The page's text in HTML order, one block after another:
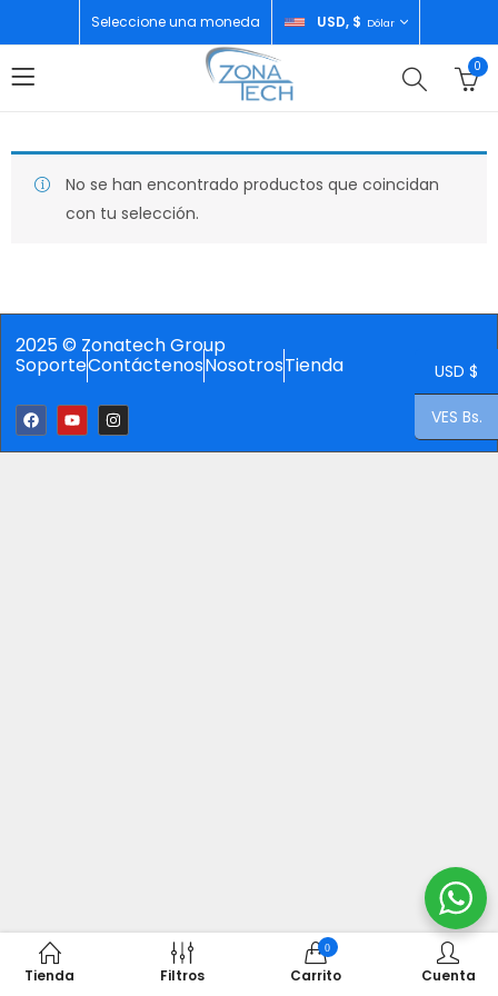
Seleccione una moneda USD, $ Dólar
0
No se han encontrado productos que coincidan
con tu selección.
2025 © Zonatech Group
SoporteContáctenosNosotrosTienda
Tienda Filtros
0
Carrito Cuenta
USD $
VES Bs.